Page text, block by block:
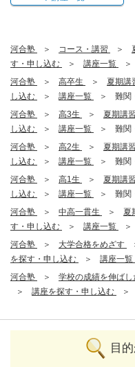
河合塾 コース・講習
す・申し込む
講座一覧
河合塾
高卒生 夏期講
し込む
講座一覧
難関
河合塾
高3生 夏期講
し込む
講座一覧
難関
河合塾
高2生 夏期講
し込む
講座一覧
難関
河合塾
高1生 夏期講
し込む
講座一覧
難関
河合塾
中高一貫生 夏
す・申し込む
講座一覧
河合塾
大学合格をめざす
を探す・申し込む
講座一覧
河合塾
学校の成績を伸ばし
講座を探す・申し込む
目